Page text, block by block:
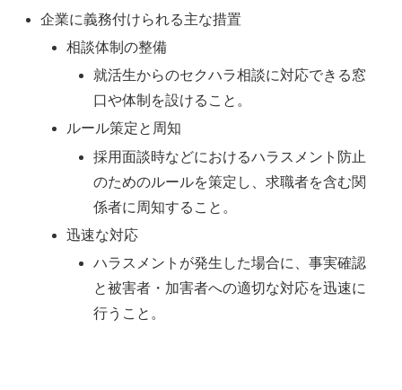
企業に義務付けられる主な措置
相談体制の整備
就活生からのセクハラ相談に対応できる窓
口や体制を設けること。
ルール策定と周知
採用面談時などにおけるハラスメント防止
のためのルールを策定し、求職者を含む関
係者に周知すること。
迅速な対応
ハラスメントが発生した場合に、事実確認
と被害者・加害者への適切な対応を迅速に
行うこと。